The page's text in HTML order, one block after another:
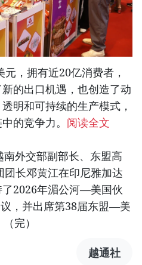
，拥有近20亿消费者，
的出口机遇，也创造了动
明和可持续的生产模式，
的竞争力。 阅读全文
南外交部副部长、东盟高
长邓黄江在印尼雅加达
2026年湄公河—美国伙
，并出席第38届东盟—美
完）
越通社